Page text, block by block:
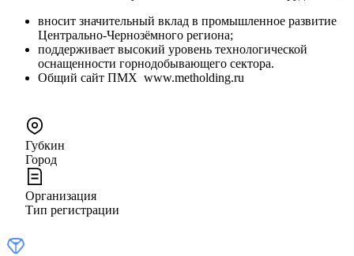
вносит значительный вклад в промышленное развитие
Центрально‑Чернозёмного региона;
поддерживает высокий уровень технологической
оснащенности горнодобывающего сектора.
Общий сайт ПМХ www.metholding.ru
Губкин
Город
Организация
Тип регистрации